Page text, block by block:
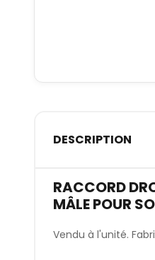
DESCRIPTION
RACCORD
MÂLE POUR
Vendu à l'unité.